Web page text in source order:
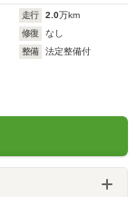
走行 2.0万km
修復
なし
整備
法定整備付